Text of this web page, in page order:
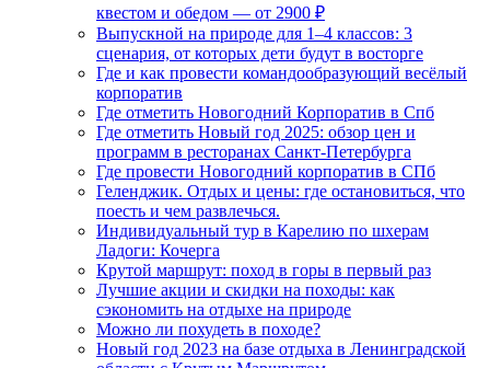
квестом и обедом — от 2900 ₽
Выпускной на природе для 1–4 классов: 3
сценария, от которых дети будут в восторге
Где и как провести командообразующий весёлый
корпоратив
Где отметить Новогодний Корпоратив в Спб
Где отметить Новый год 2025: обзор цен и
программ в ресторанах Санкт-Петербурга
Где провести Новогодний корпоратив в СПб
Геленджик. Отдых и цены: где остановиться, что
поесть и чем развлечься.
Индивидуальный тур в Карелию по шхерам
Ладоги: Кочерга
Крутой маршрут: поход в горы в первый раз
Лучшие акции и скидки на походы: как
сэкономить на отдыхе на природе
Можно ли похудеть в походе?
Новый год 2023 на базе отдыха в Ленинградской